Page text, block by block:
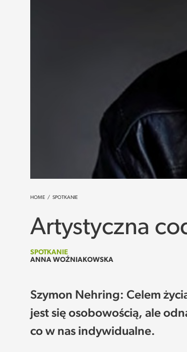
HOME / SPOTKANIE
Artystyczna
SPOTKANIE
ANNA WOŹNIAKOWSKA
Szymon Nehring: Celem
jest się osobowością, ale
co w nas indywidualne.